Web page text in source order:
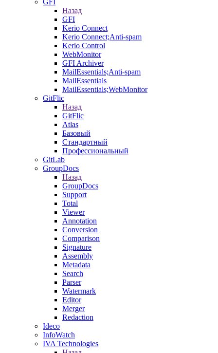
GFI
Назад
GFI
Kerio Connect
Kerio Connect;Anti-spam
Kerio Control
WebMonitor
GFI Archiver
MailEssentials;Anti-spam
MailEssentials
MailEssentials;WebMonitor
GitFlic
Назад
GitFlic
Atlas
Базовый
Стандартный
Профессиональный
GitLab
GroupDocs
Назад
GroupDocs
Support
Total
Viewer
Annotation
Conversion
Comparison
Signature
Assembly
Metadata
Search
Parser
Watermark
Editor
Merger
Redaction
Ideco
InfoWatch
IVA Technologies